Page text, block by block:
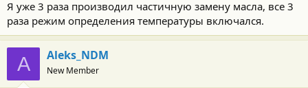
Я уже 3 раза производил частичную замену масла, все 3
раза режим определения температуры включался.
A Aleks_NDM
New Member